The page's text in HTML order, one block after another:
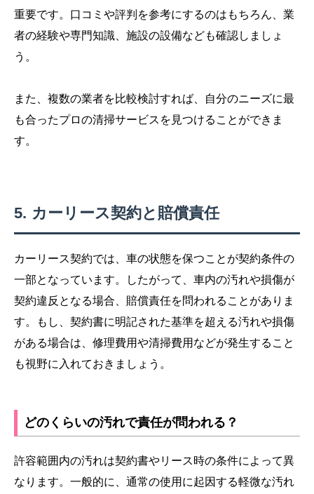
重要です。口コミや評判を参考にするのはもちろん、業
者の経験や専門知識、施設の設備なども確認しましょ
う。
また、複数の業者を比較検討すれば、自分のニーズに最
も合ったプロの清掃サービスを見つけることができま
す。
カーリース契約と賠償責任
カーリース契約では、車の状態を保つことが契約条件の
一部となっています。したがって、車内の汚れや損傷が
契約違反となる場合、賠償責任を問われることがありま
す。もし、契約書に明記された基準を超える汚れや損傷
がある場合は、修理費用や清掃費用などが発生すること
も視野に入れておきましょう。
どのくらいの汚れで責任が問われる？
許容範囲内の汚れは契約書やリース時の条件によって異
なります。一般的に、通常の使用に起因する軽微な汚れ